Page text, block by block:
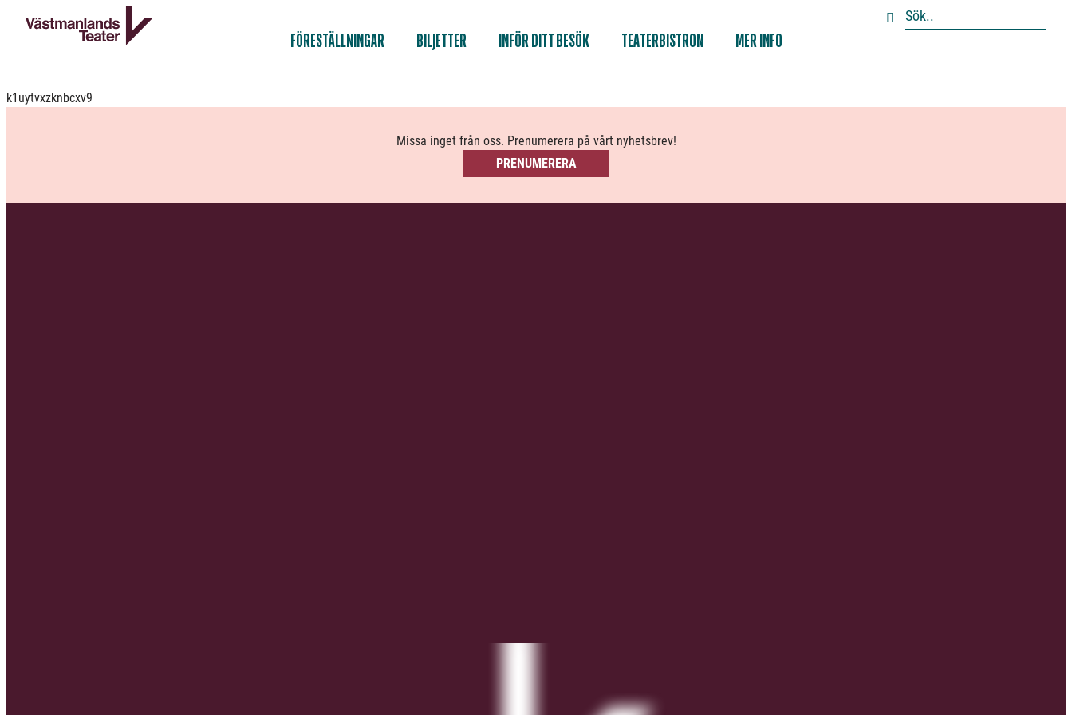
FÖRESTÄLLNINGAR BILJETTER INFÖR DITT BESÖK TEATERBISTRON MER INFO
k1uytvxzknbcxv9
Missa inget från oss. Prenumerera på vårt nyhetsbrev!
PRENUMERERA